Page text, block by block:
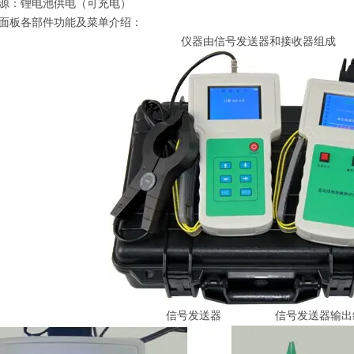
：锂电池供电（可充电）
板各部件功能及菜单介绍：
仪器由信号发送器和接收器组成
信号发送器 信号发送器输出